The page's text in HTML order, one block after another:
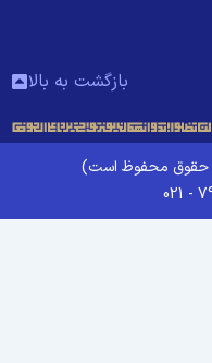
بازگشت به بالا
حقوق محفوظ است)